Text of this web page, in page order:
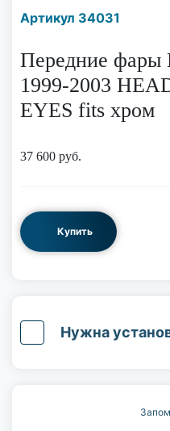
Артикул 34031
Передние фары
1999-2003
EYES fits хром
37 600 руб.
Купить
Нужна